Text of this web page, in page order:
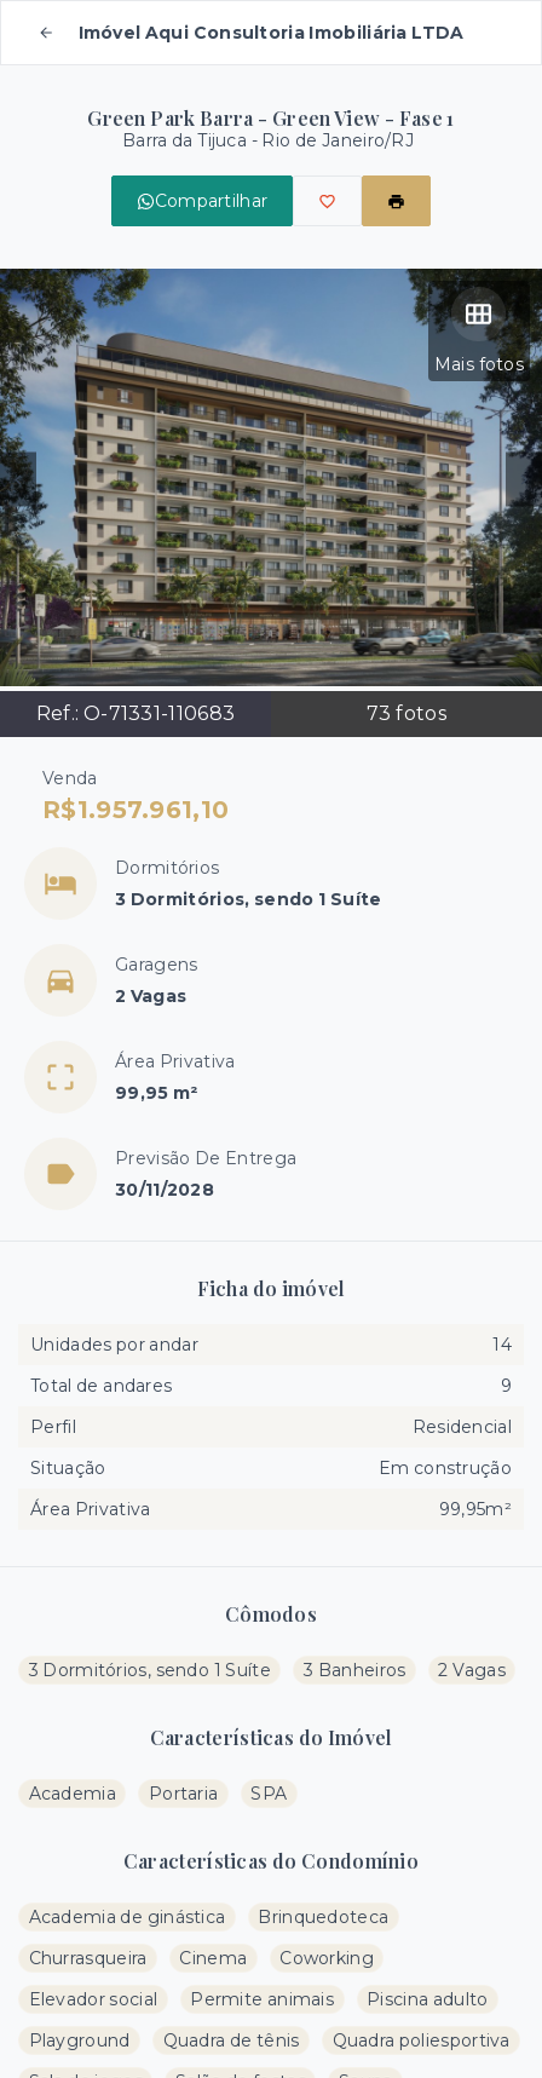
Imóvel Aqui Consultoria Imobiliária LTDA
Green Park Barra - Green View - Fase 1
Barra da Tijuca - Rio de Janeiro/RJ
Compartilhar
Mais fotos
Ref.: O-71331-110683 73 fotos
Venda
R$1.957.961,10
Dormitórios
3 Dormitórios, sendo 1 Suíte
Garagens
2 Vagas
Área Privativa
99,95 m²
Previsão De Entrega
30/11/2028
Cômodos
3 Dormitórios, sendo 1 Suíte 3 Banheiros 2 Vagas
Características do Imóvel
Academia Portaria SPA
Características do Condomínio
Academia de ginástica
Brinquedoteca
Churrasqueira
Cinema
Coworking
Elevador social
Permite animais
Piscina adulto
Playground
Quadra de tênis
Quadra poliesportiva
Ficha do imóvel
Unidades por andar
14
Total de andares
9
Perfil
Residencial
Situação
Em construção
Área Privativa
99,95m²